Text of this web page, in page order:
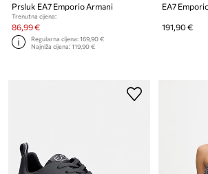
Prsluk EA7 Emporio Armani
Trenutna cijena:
86,99 €
Regularna cijena:169,90 €
Najniža cijena:119,90 €
EA7
191,90 €